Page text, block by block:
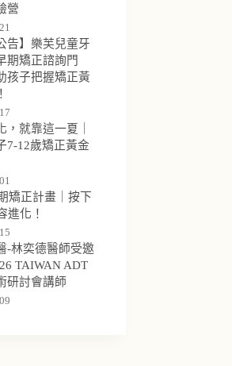
營
告】樂芙兒童牙
期矯正諮詢門
孩子把握矯正黃
，就靠這一夏｜
7-12歲矯正黃金
矯正計畫｜按下
進化！
-林奕德醫師受邀
TAIWAN ADT
研討會講師